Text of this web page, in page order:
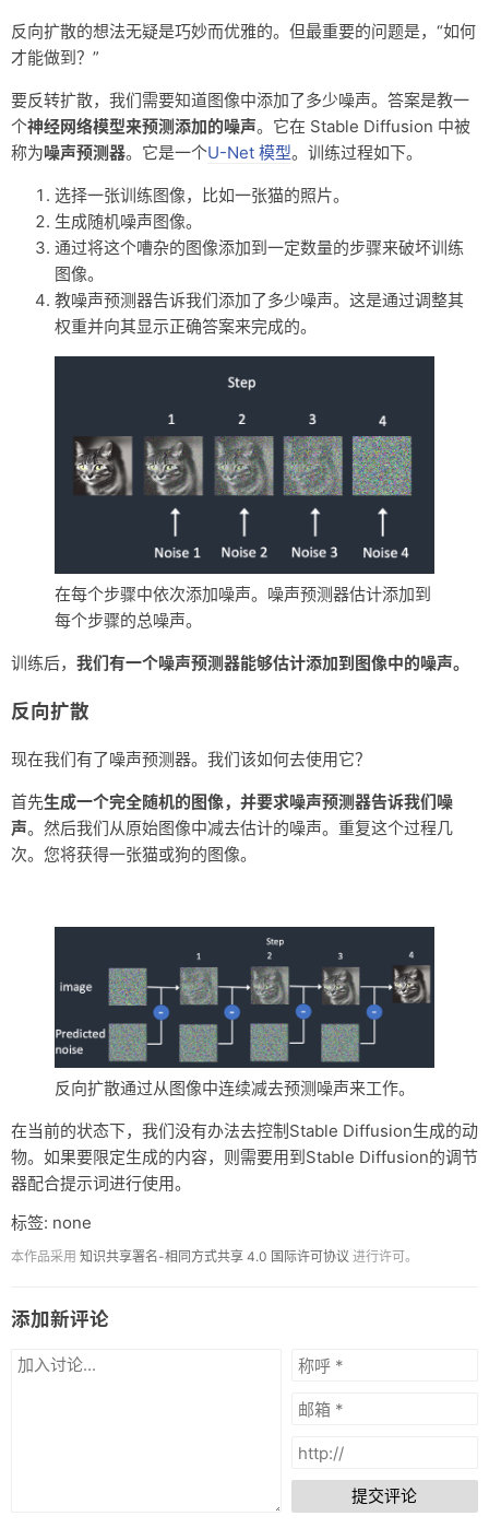
反向扩散的想法无疑是巧妙而优雅的。但最重要的问题是，“如何
才能做到？”
要反转扩散，我们需要知道图像中添加了多少噪声。答案是教一
个神经网络模型来预测添加的噪声。它在 Stable Diffusion 中被
称为噪声预测器。它是一个U-Net 模型。训练过程如下。
选择一张训练图像，比如一张猫的照片。
生成随机噪声图像。
通过将这个嘈杂的图像添加到一定数量的步骤来破坏训练
图像。
教噪声预测器告诉我们添加了多少噪声。这是通过调整其
权重并向其显示正确答案来完成的。
在每个步骤中依次添加噪声。噪声预测器估计添加到
每个步骤的总噪声。
训练后， 我们有一个噪声预测器能够估计添加到图像中的噪声。
反向扩散
现在我们有了噪声预测器。我们该如何去使用它？
首先生成一个完全随机的图像，并要求噪声预测器告诉我们噪
声。然后我们从原始图像中减去估计的噪声。重复这个过程几
次。您将获得一张猫或狗的图像。
反向扩散通过从图像中连续减去预测噪声来工作。
在当前的状态下，我们没有办法去控制Stable Diffusion生成的动
物。如果要限定生成的内容，则需要用到Stable Diffusion的调节
器配合提示词进行使用。
标签: none
本作品采用 知识共享署名-相同方式共享 4.0 国际许可协议 进行许可。
添加新评论
提交评论